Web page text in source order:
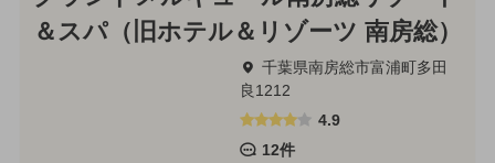
＆スパ（旧ホテル＆リゾーツ 南房総）
千葉県南房総市富浦町多田
良1212
4.9
12件